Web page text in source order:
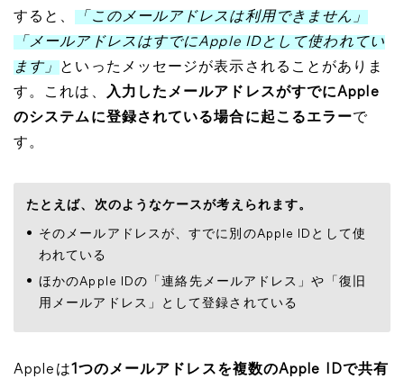
すると、
「このメールアドレスは利用できません」
「メールアドレスはすでにApple IDとして使われてい
ます」
といったメッセージが表示されることがありま
す。これは、 入力したメールアドレスがすでにApple
のシステムに登録されている場合に起こるエラーで
す。
たとえば、次のようなケースが考えられます。
そのメールアドレスが、すでに別のApple IDとして使
われている
ほかのApple IDの「連絡先メールアドレス」や「復旧
用メールアドレス」として登録されている
Appleは1つのメールアドレスを複数のApple IDで共有